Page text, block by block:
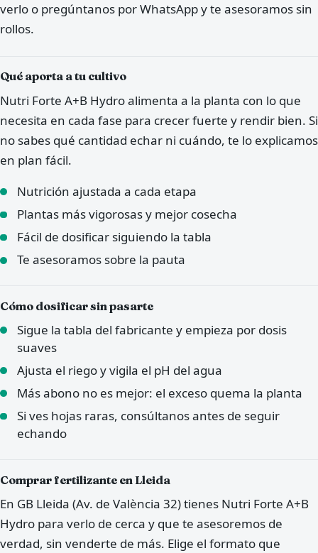
verlo o pregúntanos por WhatsApp y te asesoramos sin
rollos.
Qué aporta a tu cultivo
Nutri Forte A+B Hydro alimenta a la planta con lo que
necesita en cada fase para crecer fuerte y rendir bien. Si
no sabes qué cantidad echar ni cuándo, te lo explicamos
en plan fácil.
Nutrición ajustada a cada etapa
Plantas más vigorosas y mejor cosecha
Fácil de dosificar siguiendo la tabla
Te asesoramos sobre la pauta
Cómo dosificar sin pasarte
Sigue la tabla del fabricante y empieza por dosis
suaves
Ajusta el riego y vigila el pH del agua
Más abono no es mejor: el exceso quema la planta
Si ves hojas raras, consúltanos antes de seguir
echando
Comprar fertilizante en Lleida
En GB Lleida (Av. de València 32) tienes Nutri Forte A+B
Hydro para verlo de cerca y que te asesoremos de
verdad, sin venderte de más. Elige el formato que